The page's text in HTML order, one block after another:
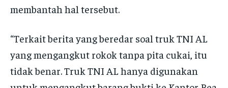
membantah hal tersebut.
“Terkait berita yang beredar soal truk TNI AL
yang mengangkut rokok tanpa pita cukai, itu
tidak benar. Truk TNI AL hanya digunakan